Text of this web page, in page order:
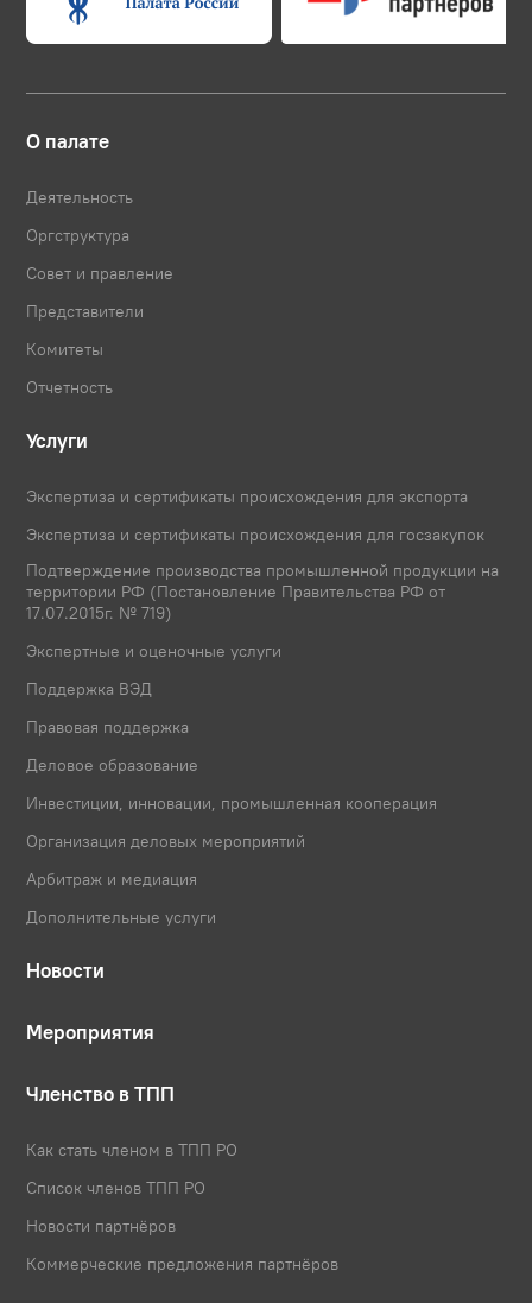
О палате
Деятельность
Оргструктура
Совет и правление
Представители
Комитеты
Отчетность
Услуги
Экспертиза и сертификаты происхождения для экспорта
Экспертиза и сертификаты происхождения для госзакупок
Подтверждение производства промышленной продукции на
территории РФ (Постановление Правительства РФ от
17.07.2015г. № 719)
Экспертные и оценочные услуги
Поддержка ВЭД
Правовая поддержка
Деловое образование
Инвестиции, инновации, промышленная кооперация
Организация деловых мероприятий
Арбитраж и медиация
Дополнительные услуги
Новости
Мероприятия
Членство в ТПП
Как стать членом в ТПП РО
Список членов ТПП РО
Новости партнёров
Коммерческие предложения партнёров